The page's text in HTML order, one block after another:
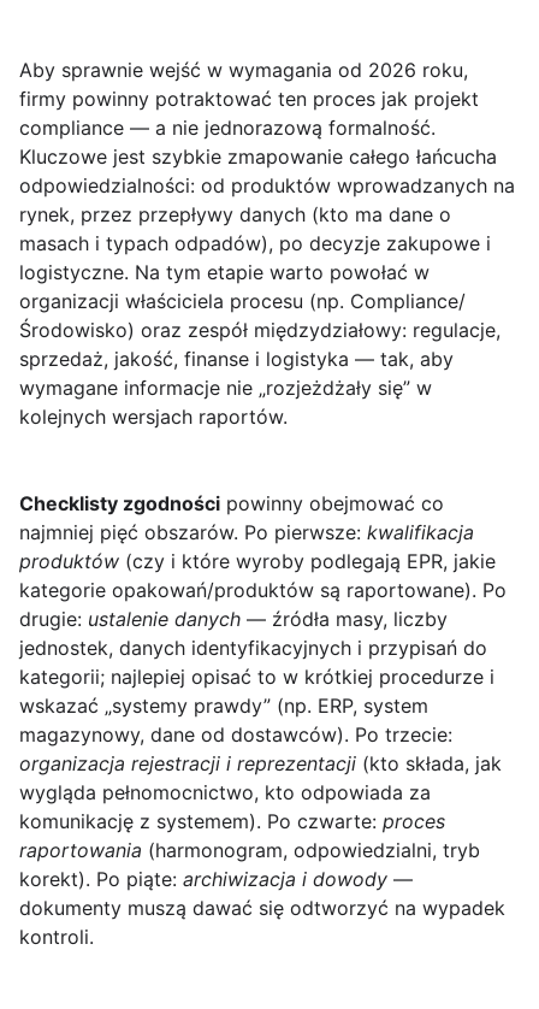
Aby sprawnie wejść w wymagania od 2026 roku,
firmy powinny potraktować ten proces jak projekt
compliance — a nie jednorazową formalność.
Kluczowe jest szybkie zmapowanie całego łańcucha
odpowiedzialności: od produktów wprowadzanych na
rynek, przez przepływy danych (kto ma dane o
masach i typach odpadów), po decyzje zakupowe i
logistyczne. Na tym etapie warto powołać w
organizacji właściciela procesu (np. Compliance/
Środowisko) oraz zespół międzydziałowy: regulacje,
sprzedaż, jakość, finanse i logistyka — tak, aby
wymagane informacje nie „rozjeżdżały się” w
kolejnych wersjach raportów.
Checklisty zgodności powinny obejmować co
najmniej pięć obszarów. Po pierwsze: kwalifikacja
produktów (czy i które wyroby podlegają EPR, jakie
kategorie opakowań/produktów są raportowane). Po
drugie: ustalenie danych — źródła masy, liczby
jednostek, danych identyfikacyjnych i przypisań do
kategorii; najlepiej opisać to w krótkiej procedurze i
wskazać „systemy prawdy” (np. ERP, system
magazynowy, dane od dostawców). Po trzecie:
organizacja rejestracji i reprezentacji (kto składa, jak
wygląda pełnomocnictwo, kto odpowiada za
komunikację z systemem). Po czwarte: proces
raportowania (harmonogram, odpowiedzialni, tryb
korekt). Po piąte: archiwizacja i dowody —
dokumenty muszą dawać się odtworzyć na wypadek
kontroli.